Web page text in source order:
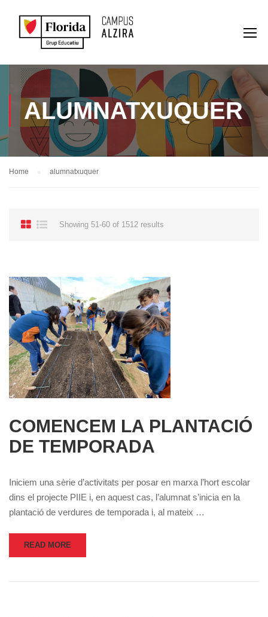
ALUMNATXUQUER
Home alumnatxuquer
Showing 51-60 of 1512 results
COMENCEM LA PLANTACIÓ
DE TEMPORADA
Iniciem una sèrie d’activitats per posar en marxa l’hort escolar
dins el projecte PIIE i, en aquest cas, l’alumnat s’inicia en la
plantació de verdures de temporada i, al mateix …
READ MORE